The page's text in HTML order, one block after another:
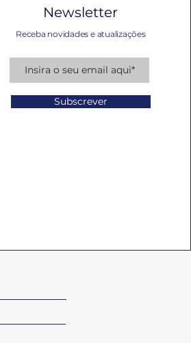
Newsletter
Receba novidades e atualizações
Subscrever